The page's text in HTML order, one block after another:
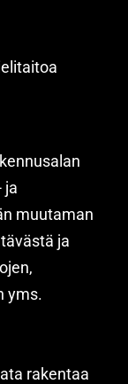
ja
muutaman
ja
yms.
rakentaa